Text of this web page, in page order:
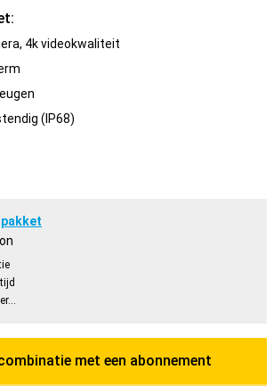
4k videokwaliteit
(IP68)
met een abonnement